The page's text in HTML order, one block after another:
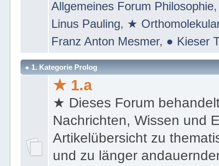
Vitamine,● Narconon
Allgemeines Forum Philosophie
Linus Pauling,★
Franz Anton Mesmer,● Kieser
● 1. Kategorie Prolog
★ 1.a
★ Dieses Forum
Nachrichten, Wissen und
Artikelübersicht zu